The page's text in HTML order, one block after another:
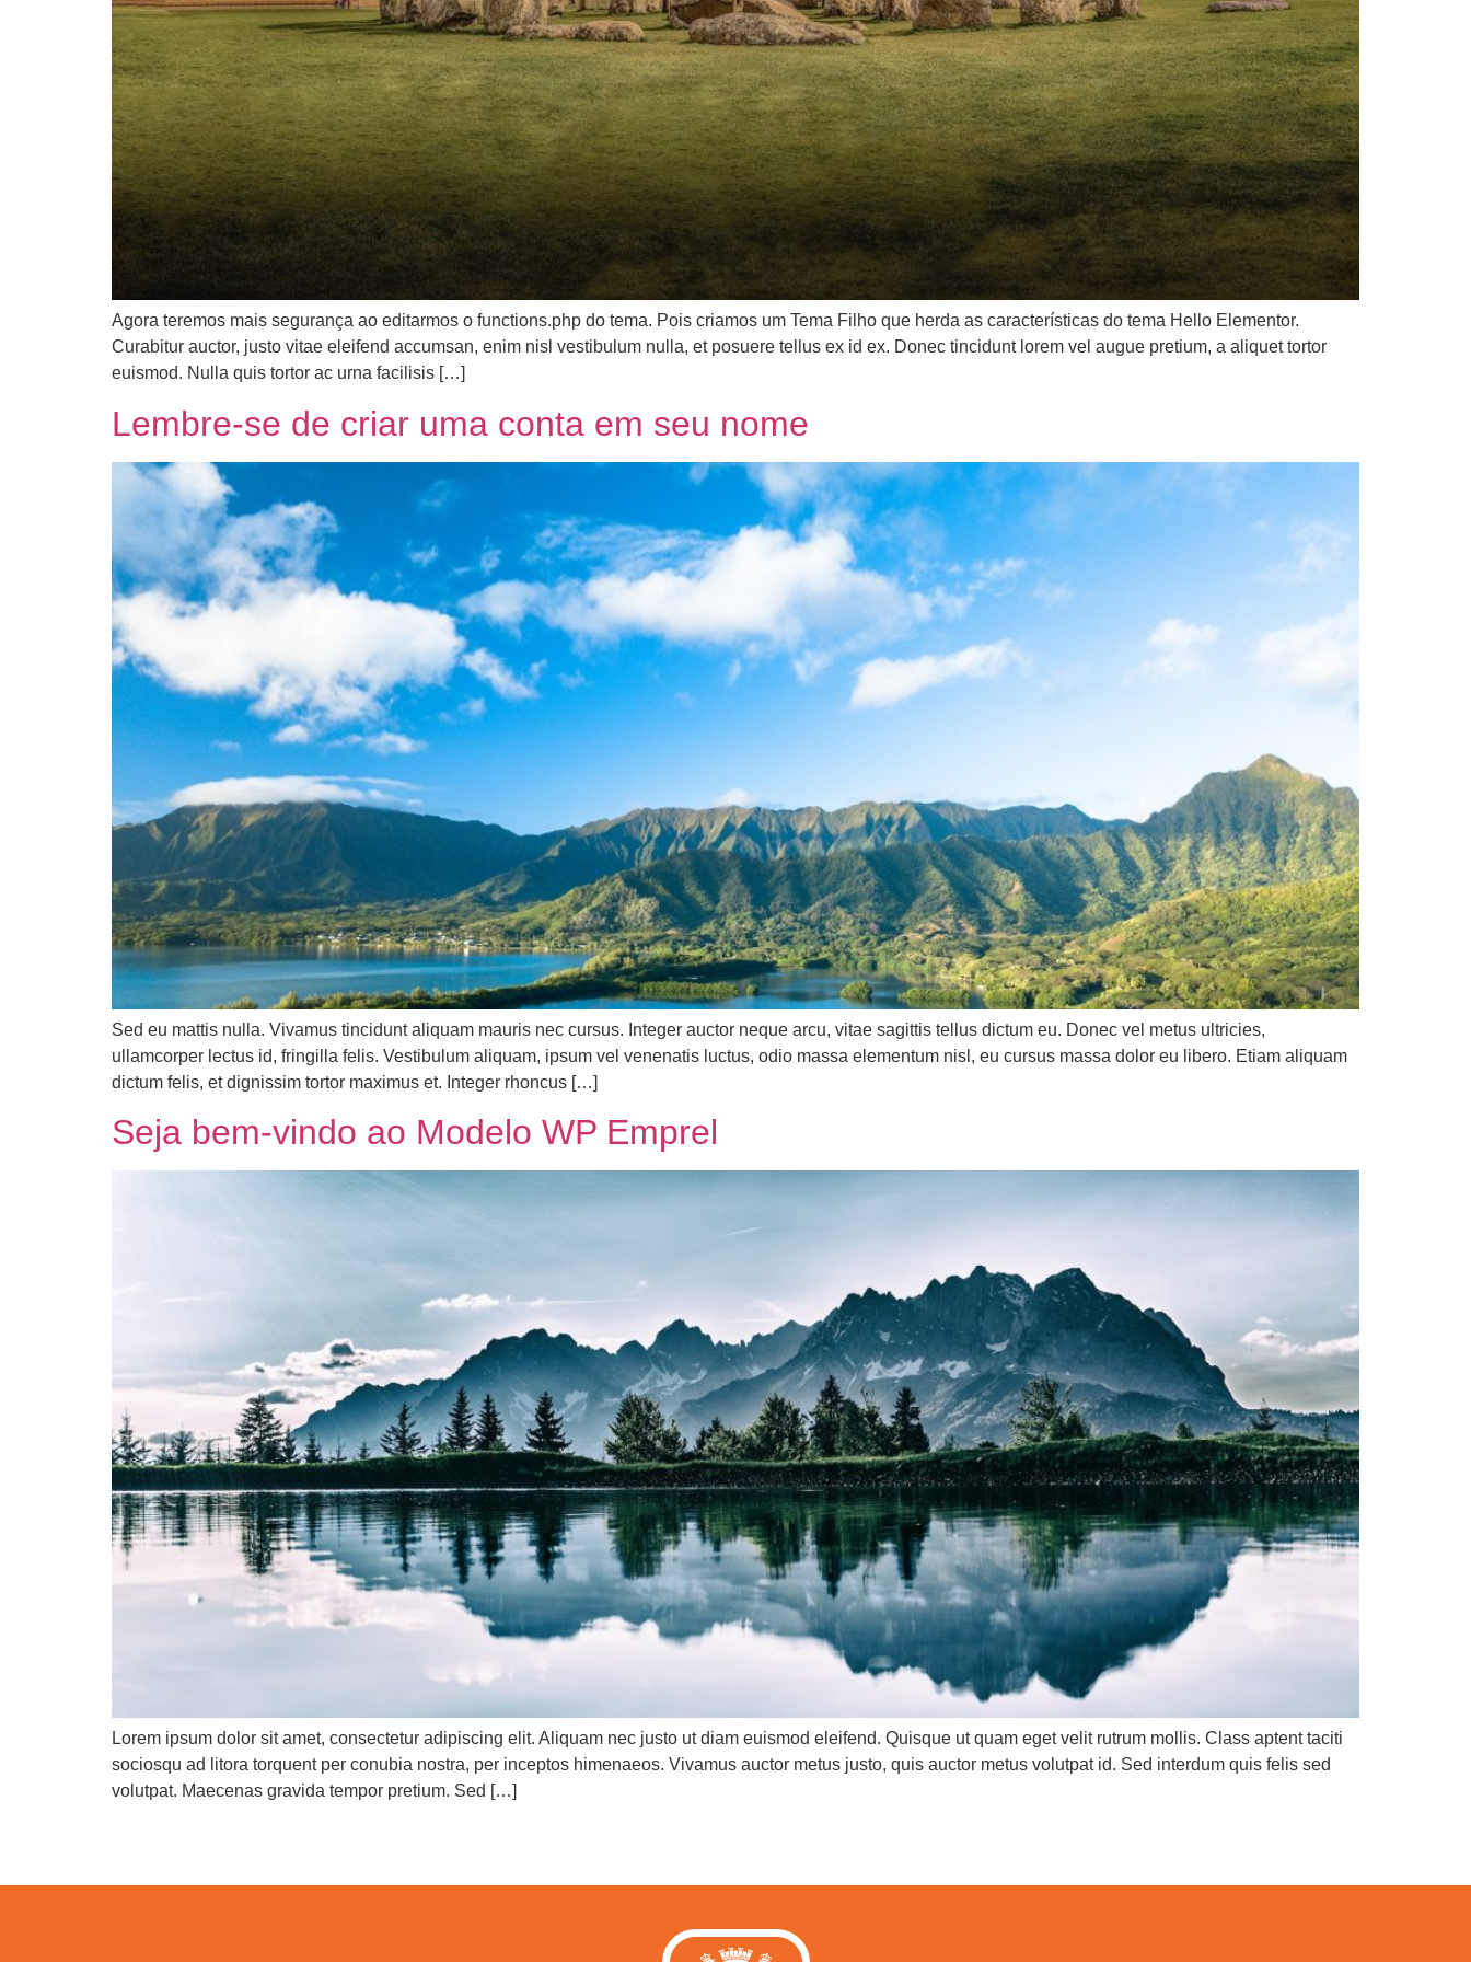
Agora teremos mais segurança ao editarmos o functions.php do tema. Pois criamos um Tema Filho que herda as características do tema Hello Elementor.
Curabitur auctor, justo vitae eleifend accumsan, enim nisl vestibulum nulla, et posuere tellus ex id ex. Donec tincidunt lorem vel augue pretium, a aliquet tortor
euismod. Nulla quis tortor ac urna facilisis […]
Lembre-se de criar uma conta em seu nome
Sed eu mattis nulla. Vivamus tincidunt aliquam mauris nec cursus. Integer auctor neque arcu, vitae sagittis tellus dictum eu. Donec vel metus ultricies,
ullamcorper lectus id, fringilla felis. Vestibulum aliquam, ipsum vel venenatis luctus, odio massa elementum nisl, eu cursus massa dolor eu libero. Etiam aliquam
dictum felis, et dignissim tortor maximus et. Integer rhoncus […]
Seja bem-vindo ao Modelo WP Emprel
Lorem ipsum dolor sit amet, consectetur adipiscing elit. Aliquam nec justo ut diam euismod eleifend. Quisque ut quam eget velit rutrum mollis. Class aptent taciti
sociosqu ad litora torquent per conubia nostra, per inceptos himenaeos. Vivamus auctor metus justo, quis auctor metus volutpat id. Sed interdum quis felis sed
volutpat. Maecenas gravida tempor pretium. Sed […]